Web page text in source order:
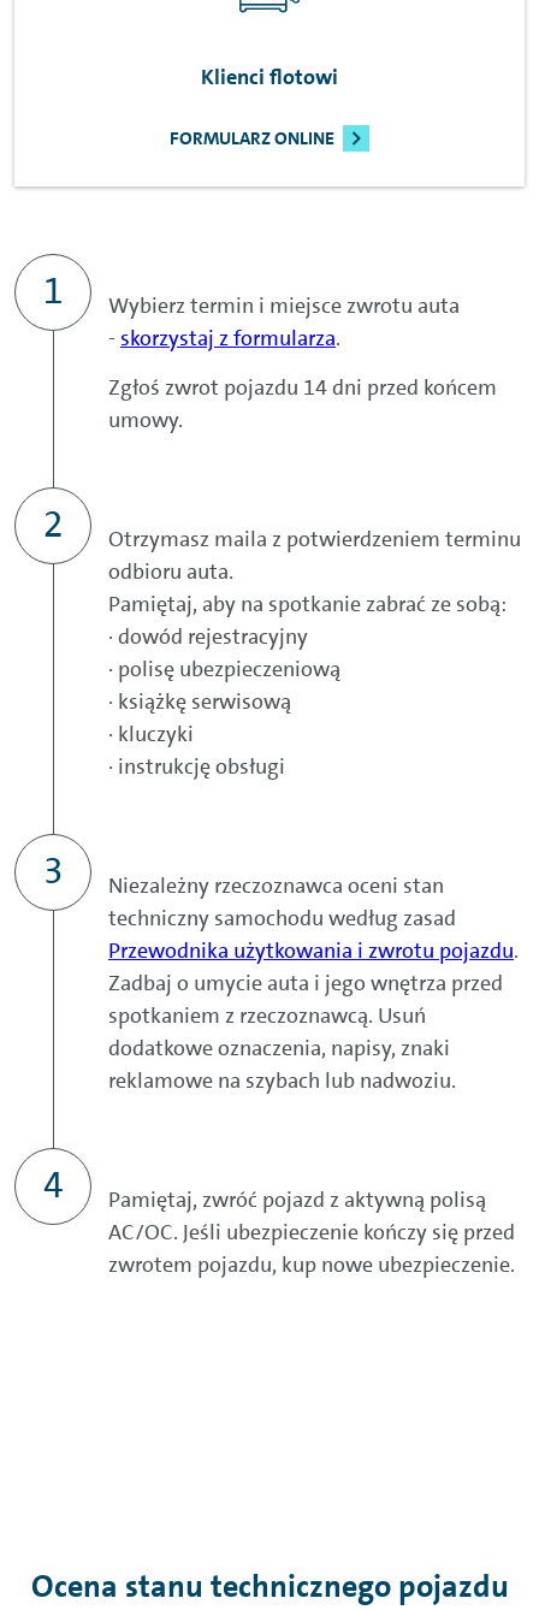
Klienci flotowi
FORMULARZ ONLINE
Wybierz termin i miejsce zwrotu auta
- skorzystaj z formularza.
Zgłoś zwrot pojazdu 14 dni przed końcem
umowy.
Otrzymasz maila z potwierdzeniem terminu
odbioru auta.
Pamiętaj, aby na spotkanie zabrać ze sobą:
· dowód rejestracyjny
· polisę ubezpieczeniową
· książkę serwisową
· kluczyki
· instrukcję obsługi
Niezależny rzeczoznawca oceni stan
techniczny samochodu według zasad
Przewodnika użytkowania i zwrotu pojazdu.
Zadbaj o umycie auta i jego wnętrza przed
spotkaniem z rzeczoznawcą. Usuń
dodatkowe oznaczenia, napisy, znaki
reklamowe na szybach lub nadwoziu.
Pamiętaj, zwróć pojazd z aktywną polisą
AC/OC. Jeśli ubezpieczenie kończy się przed
zwrotem pojazdu, kup nowe ubezpieczenie.
Ocena stanu technicznego pojazdu